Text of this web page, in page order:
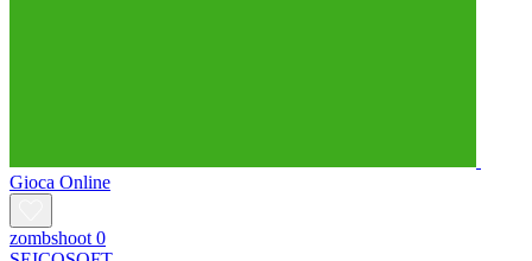
Gioca Online
zombshoot 0